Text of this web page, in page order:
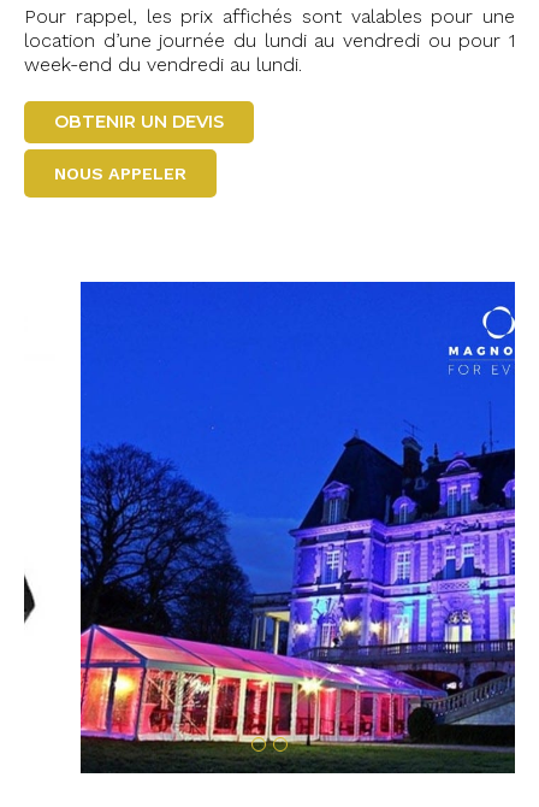
Pour rappel, les prix affichés sont valables pour une
location d’une journée du lundi au vendredi ou pour 1
week-end du vendredi au lundi.
OBTENIR UN DEVIS
NOUS APPELER